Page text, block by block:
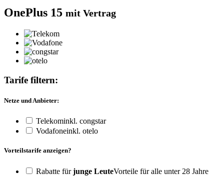
OnePlus 15 mit Vertrag
Tarife filtern:
Netze und Anbieter:
Telekominkl. congstar
Vodafoneinkl. otelo
Vorteilstarife anzeigen?
Rabatte fürjunge LeuteVorteile für alle unter 28 Jahre